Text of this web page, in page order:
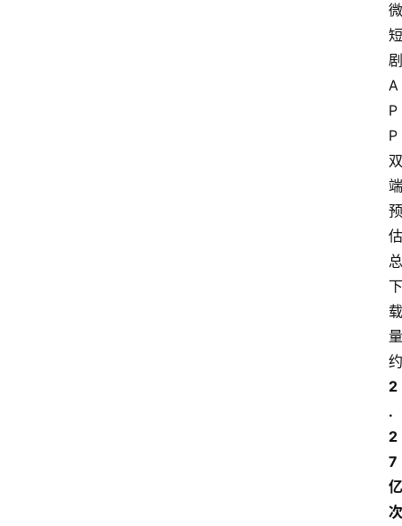
微
短
剧
A
P
P
双
端
预
估
总
下
载
量
约
2
.
2
7
亿
次